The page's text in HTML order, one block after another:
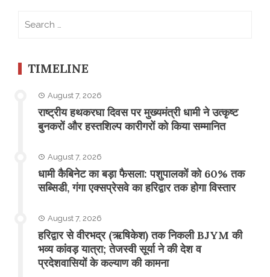
TIMELINE
August 7, 2026
राष्ट्रीय हथकरघा दिवस पर मुख्यमंत्री धामी ने उत्कृष्ट
बुनकरों और हस्तशिल्प कारीगरों को किया सम्मानित
August 7, 2026
​धामी कैबिनेट का बड़ा फैसला: पशुपालकों को 60% तक
सब्सिडी, गंगा एक्सप्रेसवे का हरिद्वार तक होगा विस्तार
August 7, 2026
​हरिद्वार से वीरभद्र (ऋषिकेश) तक निकली BJYM की
भव्य कांवड़ यात्रा; तेजस्वी सूर्या ने की देश व
प्रदेशवासियों के कल्याण की कामना